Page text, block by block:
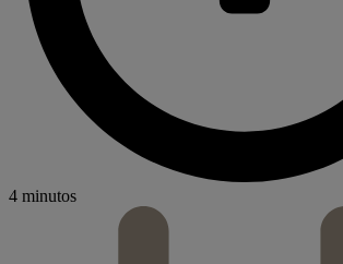
4 minutos